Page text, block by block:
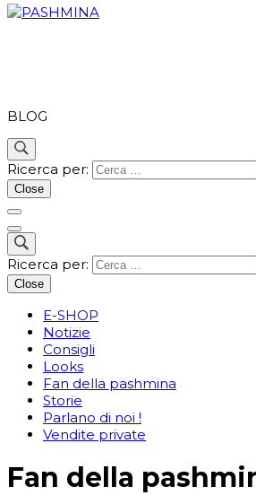
BLOG
Ricerca per:
Close
Ricerca per:
Close
E-SHOP
Notizie
Consigli
Looks
Fan della pashmina
Storie
Parlano di noi !
Vendite private
Fan della